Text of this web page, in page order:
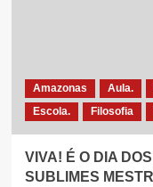
E
TANARA-
ESQUERDA.
FILOSOFO-
PSIQUIATRA,
GUATTARI
Amazonas Aula.
Escola.
Filosofia
VIVA! É O DIA
SUBLIMES